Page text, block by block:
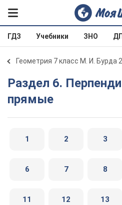
ГДЗ Учебники ЗНО
Геометрия 7 класс М. И. Бурда
Раздел 6. Перпендикулярные
прямые
1 2 3
6 7 8
11 12 13